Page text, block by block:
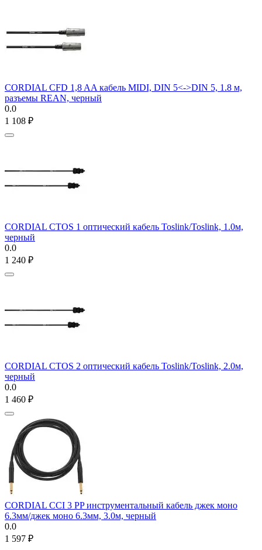
CORDIAL CFD 1,8 AA кабель MIDI, DIN 5<->DIN 5, 1.8 м,
разъемы REAN, черный
0.0
1 108 ₽
CORDIAL CTOS 1 оптический кабель Toslink/Toslink, 1.0м,
черный
0.0
1 240 ₽
CORDIAL CTOS 2 оптический кабель Toslink/Toslink, 2.0м,
черный
0.0
1 460 ₽
CORDIAL CCI 3 PP инструментальный кабель джек моно
6.3мм/джек моно 6.3мм, 3.0м, черный
0.0
1 597 ₽